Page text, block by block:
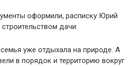
оформили, расписку Юрий
дачи.
уже отдыхала на природе. А
в порядок и территорию вокруг